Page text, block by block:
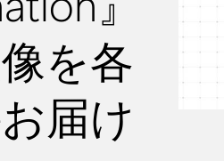
を各
届け